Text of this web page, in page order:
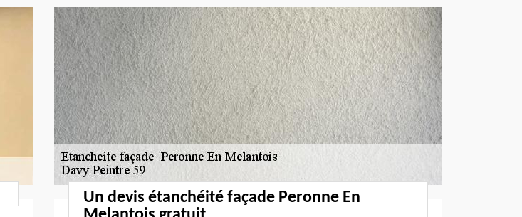
Un devis étanchéité façade Peronne En